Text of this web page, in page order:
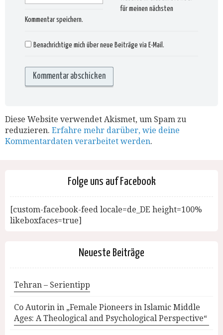
für meinen nächsten
Kommentar speichern.
Benachrichtige mich über neue Beiträge via E-Mail.
Diese Website verwendet Akismet, um Spam zu
reduzieren. Erfahre mehr darüber, wie deine
Kommentardaten verarbeitet werden.
Folge uns auf Facebook
[custom-facebook-feed locale=de_DE height=100%
likeboxfaces=true]
Neueste Beiträge
Tehran – Serientipp
Co Autorin in „Female Pioneers in Islamic Middle
Ages: A Theological and Psychological Perspective“